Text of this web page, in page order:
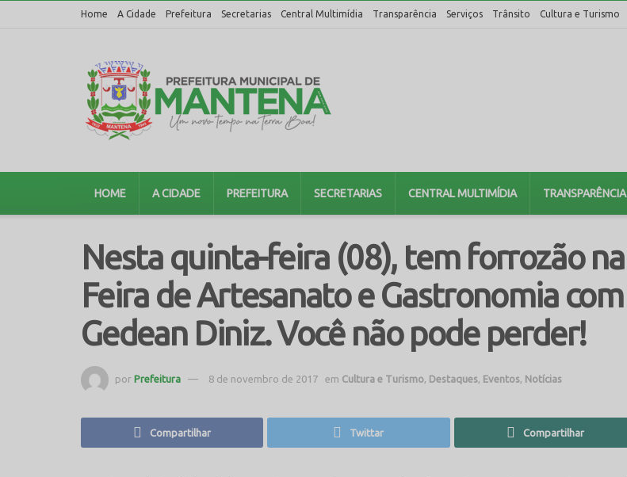
Home A Cidade Prefeitura Secretarias Central Multimídia Transparência Serviços Trânsito Cultura e Turismo
HOME A CIDADE PREFEITURA SECRETARIAS CENTRAL MULTIMÍDIA TRANSPARÊNCIA
Nesta quinta-feira (08), tem forrozão na
Feira de Artesanato e Gastronomia com
Gedean Diniz. Você não pode perder!
por Prefeitura 8 de novembro de 2017 em Cultura e Turismo Destaques Eventos Notícias
Compartilhar Twittar Compartilhar